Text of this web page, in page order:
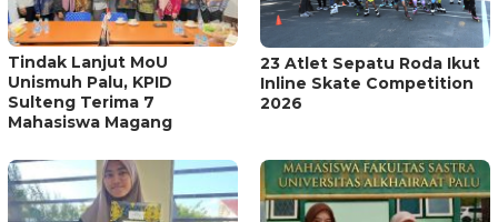
Tindak Lanjut MoU
Unismuh Palu, KPID
Sulteng Terima 7
Mahasiswa Magang
23 Atlet Sepatu Roda Ikut
Inline Skate Competition
2026